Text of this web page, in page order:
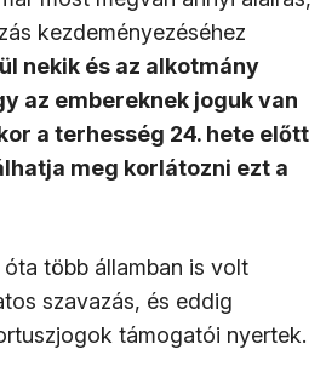
kezdeményezéséhez
nekik és az alkotmány
az embereknek joguk van
a terhesség 24. hete előtt
meg korlátozni ezt a
óta több államban is volt
szavazás, és eddig
támogatói nyertek.